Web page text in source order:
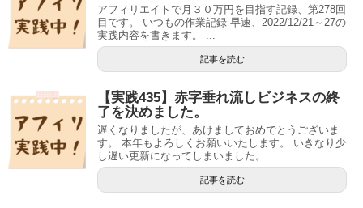
アフィリエイトで月３０万円を目指す記録、第278回
目です。 いつもの作業記録 早速、2022/12/21～27の
実践内容を書きます。 ...
記事を読む
【実践435】赤字垂れ流しビジネスの終
了を決めました。
遅くなりましたが、あけましておめでとうございま
す。 本年もよろしくお願いいたします。 いきなり少
し遅い更新になってしまいました。 ...
記事を読む